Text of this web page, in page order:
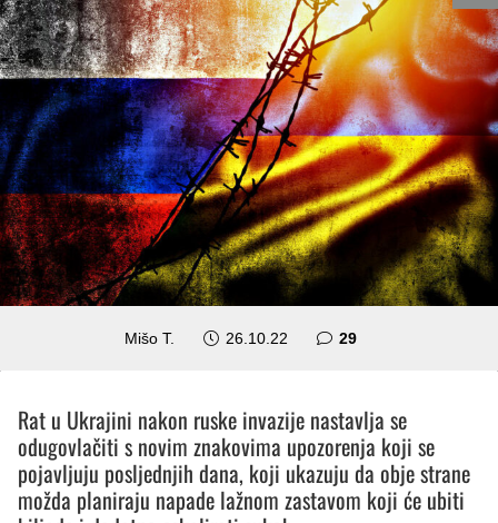
Mišo T. 26.10.22 29komentara
Rat u Ukrajini nakon ruske invazije nastavlja se
odugovlačiti s novim znakovima upozorenja koji se
pojavljuju posljednjih dana, koji ukazuju da obje strane
možda planiraju napade lažnom zastavom koji će ubiti